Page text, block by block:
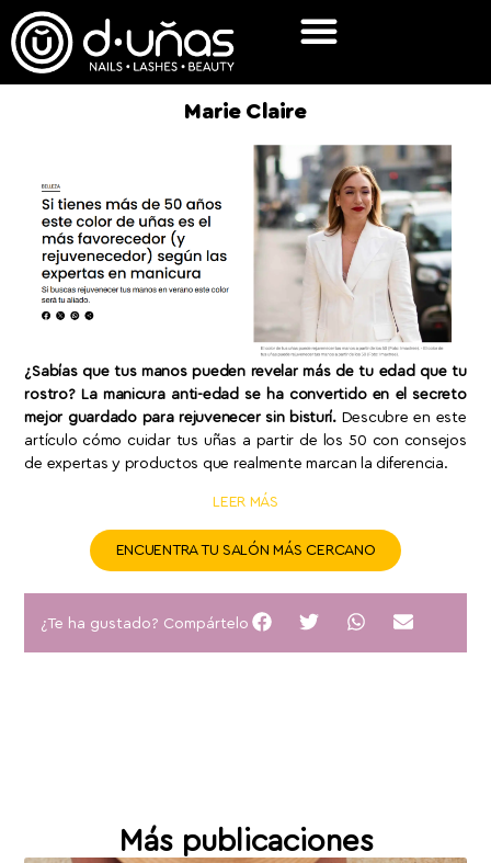
Marie Claire
¿Sabías que tus manos pueden revelar más de tu edad que tu
rostro? La manicura anti-edad se ha convertido en el secreto
mejor guardado para rejuvenecer sin bisturí.Descubre en este
artículo cómo cuidar tus uñas a partir de los 50 con consejos
de expertas y productos que realmente marcan la diferencia.
LEER MÁS
ENCUENTRA TU SALÓN MÁS CERCANO
¿Te ha gustado? Compártelo
Más publicaciones